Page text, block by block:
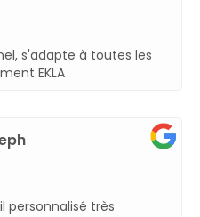
s'adapte à toutes les
EKLA
personnalisé très